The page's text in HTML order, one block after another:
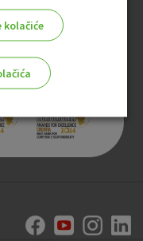
kolačiće
Nužni kolačići